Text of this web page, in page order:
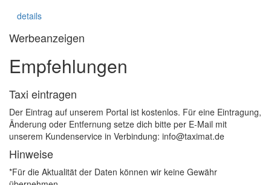
details
Werbeanzeigen
Empfehlungen
Taxi eintragen
Der Eintrag auf unserem Portal ist kostenlos. Für eine Eintragung,
Änderung oder Entfernung setze dich bitte per E-Mail mit
unserem Kundenservice in Verbindung: info@taximat.de
Hinweise
*Für die Aktualität der Daten können wir keine Gewähr